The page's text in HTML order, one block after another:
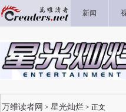
新闻
万维读者网 > 星光灿烂 > 正文